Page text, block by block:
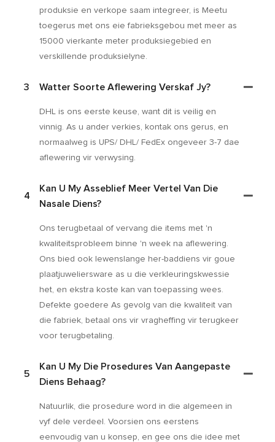
produksie en verkope saam integreer, is Meetu
toegerus met ons eie fabrieksgebou met meer as
15000 vierkante meter produksiegebied en
verskillende produksielyne.
3 Watter Soorte Aflewering Verskaf Jy?
DHL is ons eerste keuse, want dit is veilig en
vinnig. As u ander verkies, kontak ons ​​gerus, en
normaalweg is UPS/ DHL/ FedEx ongeveer 3-7 dae
aflewering vir verwysing.
4
Kan U My Asseblief Meer Vertel Van Die
Nasale Diens?
Ons terugbetaal of vervang die items met 'n
kwaliteitsprobleem binne 'n week na aflewering.
Ons bied ook lewenslange her-baddiens vir goue
plaatjuweliersware as u die verkleuringskwessie
het, en ekstra koste kan van toepassing wees.
Defekte goedere As gevolg van die kwaliteit van
die fabriek, betaal ons vir vragheffing vir terugkeer
voor terugbetaling.
5
Kan U My Die Prosedures Van Aangepaste
Diens Behaag?
Natuurlik, die prosedure word in die algemeen in
vyf dele verdeel. Voorsien ons eerstens
eenvoudig van u konsep, en gee ons die idee met